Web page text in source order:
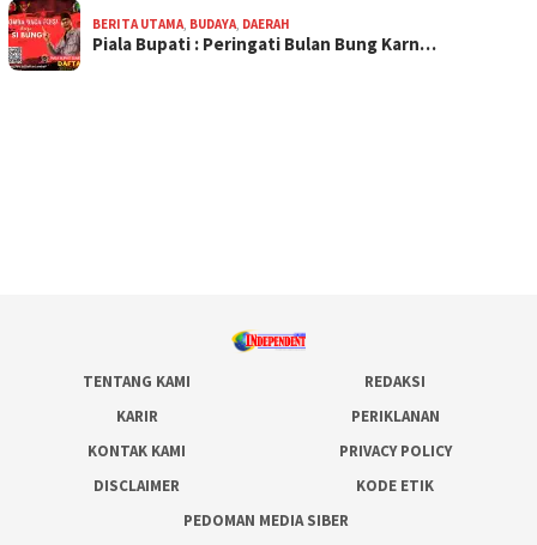
BERITA UTAMA, BUDAYA, DAERAH
Piala Bupati : Peringati Bulan Bung Karn…
TENTANG KAMI
REDAKSI
KARIR
PERIKLANAN
KONTAK KAMI
PRIVACY POLICY
DISCLAIMER
KODE ETIK
PEDOMAN MEDIA SIBER